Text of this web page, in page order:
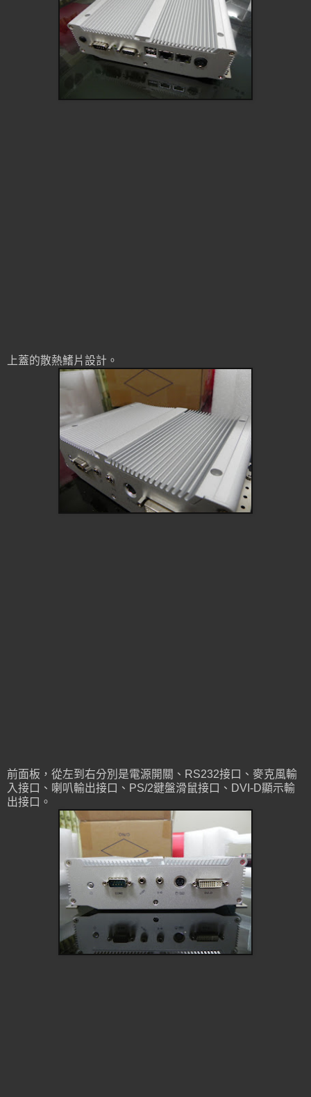
上蓋的散熱鰭片設計。
前面板，從左到右分別是電源開關、RS232接口、麥克風輸
入接口、喇叭輸出接口、PS/2鍵盤滑鼠接口、DVI-D顯示輸
出接口。